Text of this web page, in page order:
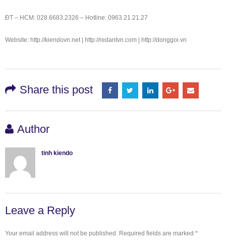
ĐT – HCM: 028.6683.2326 – Hotline: 0963.21.21.27
Website: http://kiendovn.net | http://redantvn.com | http://donggoi.vn
Share this post
Author
tinh kiendo
Leave a Reply
Your email address will not be published. Required fields are marked *